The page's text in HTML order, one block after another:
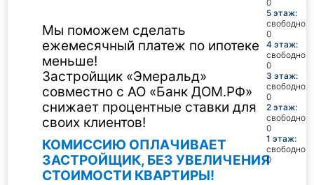
0
5 этаж:
свободно
0
4 этаж:
свободно
0
3 этаж:
свободно
0
2 этаж:
свободно
0
1 этаж:
свободно
0
Мы поможем сделать
ежемесячный платеж по ипотеке
меньше!
Застройщик «Эмеральд»
совместно с АО «Банк ДОМ.РФ»
снижает процентные ставки для
своих клиентов!
КОМИССИЮ ОПЛАЧИВАЕТ
ЗАСТРОЙЩИК, БЕЗ УВЕЛИЧЕНИЯ
СТОИМОСТИ КВАРТИРЫ!